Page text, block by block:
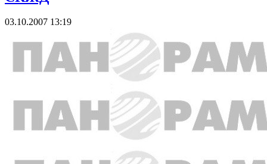
03.10.2007 13:19